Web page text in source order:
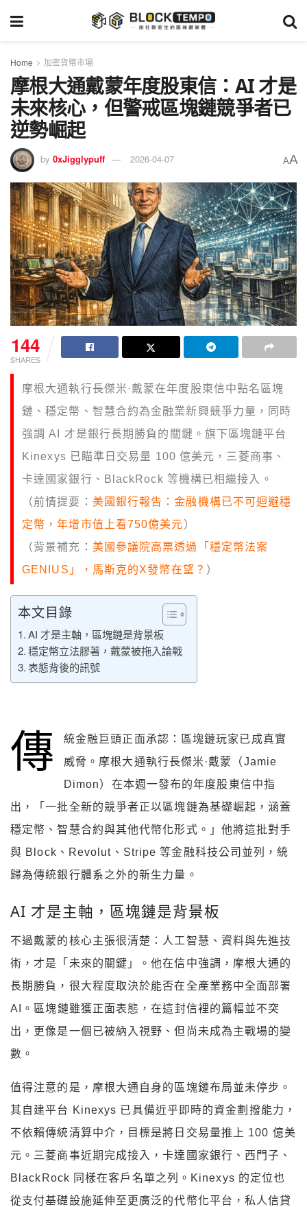
Home 加密貨幣市場
摩根大通戴蒙年度股東信：AI 才是
未來核心，但警戒區塊鏈競爭者已
逆勢崛起
by 0xJigglypuff 2026-04-07 AA
144
SHARES
摩根大通執行長傑米·戴蒙在年度股東信中點名區塊
鏈、穩定幣、智慧合約為金融業新興競爭力量，同時
強調 AI 才是銀行長期勝負的關鍵。旗下區塊鏈平台
Kinexys 已瞄準日交易量 100 億美元，三菱商事、
卡達國家銀行、BlackRock 等機構已相繼接入。
（前情提要： 美國銀行報告：金融機構已不可迴避穩
定幣，年增市值上看750億美元）
（背景補充： 美國參議院高票透過「穩定幣法案
GENIUS」，馬斯克的X發幣在望？ ）
本文目錄
AI 才是主軸，區塊鏈是背景板
穩定幣立法膠著，戴蒙被拖入論戰
表態背後的訊號
傳
統金融巨頭正面承認：區塊鏈玩家已成真實
威脅。摩根大通執行長傑米·戴蒙（Jamie
Dimon）在本週一發布的年度股東信中指
出，「一批全新的競爭者正以區塊鏈為基礎崛起，涵蓋
穩定幣、智慧合約與其他代幣化形式。」他將這批對手
與 Block、Revolut、Stripe 等金融科技公司並列，統
歸為傳統銀行體系之外的新生力量。
AI 才是主軸，區塊鏈是背景板
不過戴蒙的核心主張很清楚：人工智慧、資料與先進技
術，才是「未來的關鍵」。他在信中強調，摩根大通的
長期勝負，很大程度取決於能否在全產業務中全面部署
AI。區塊鏈雖獲正面表態，在這封信裡的篇幅並不突
出，更像是一個已被納入視野、但尚未成為主戰場的變
數。
值得注意的是，摩根大通自身的區塊鏈布局並未停步。
其自建平台 Kinexys 已具備近乎即時的資金劃撥能力，
不依賴傳統清算中介，目標是將日交易量推上 100 億美
元。三菱商事近期完成接入，卡達國家銀行、西門子、
BlackRock 同樣在客戶名單之列。Kinexys 的定位也
從支付基礎設施延伸至更廣泛的代幣化平台，私人信貸